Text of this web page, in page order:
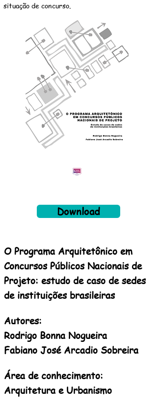
situação de concurso.
Download
O Programa Arquitetônico em
Concursos Públicos Nacionais de
Projeto: estudo de caso de sedes
de instituições brasileiras
Autores:
Rodrigo Bonna Nogueira
Fabiano José Arcadio Sobreira
Área de conhecimento:
Arquitetura e Urbanismo